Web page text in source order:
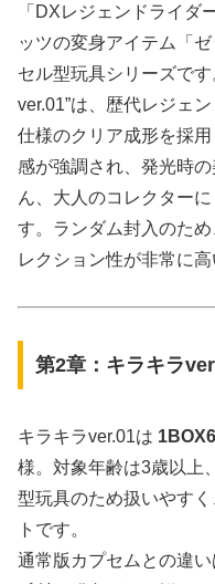
「DXレジェンドライダ
ッツの変身アイテム「
セル型玩具シリーズで
ver.01”は、歴代レジェ
仕様のクリア成形を採
感が強調され、発光時
ん、大人のコレクター
す。ランダム封入のた
レクション性が非常に
第2章：キラキラ
キラキラver.01は
様。対象年齢は3歳以上
型玩具のため扱いやす
トです。
通常版カプセムとの違